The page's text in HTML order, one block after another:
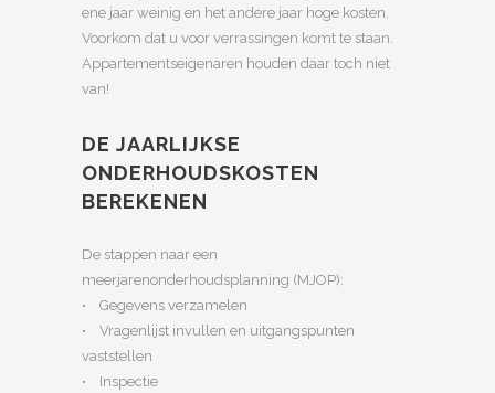
ene jaar weinig en het andere jaar hoge kosten.
Voorkom dat u voor verrassingen komt te staan.
Appartementseigenaren houden daar toch niet
van!
DE JAARLIJKSE
ONDERHOUDSKOSTEN
BEREKENEN
De stappen naar een
meerjarenonderhoudsplanning (MJOP):
• Gegevens verzamelen
• Vragenlijst invullen en uitgangspunten
vaststellen
• Inspectie